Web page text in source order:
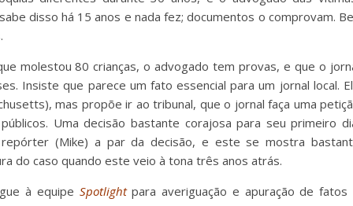
disso há 15 anos e nada fez; documentos o comprovam.
molestou 80 crianças, o advogado tem provas, e que o
Insiste que parece um fato essencial para um jornal local.
mas propõe ir ao tribunal, que o jornal faça uma
Uma decisão bastante corajosa para seu primeiro
(Mike) a par da decisão, e este se mostra
do caso quando este veio à tona três anos atrás.
à equipe Spotlightpara averiguação e apuração de fatos